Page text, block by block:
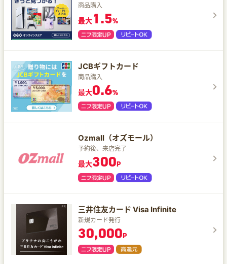
商品購入
最大1.5%
JCBギフトカード
商品購入
最大0.6%
Ozmall（オズモール）
予約後、来店完了
最大300P
三井住友カード Visa Infinite
新規カード発行
30,000P